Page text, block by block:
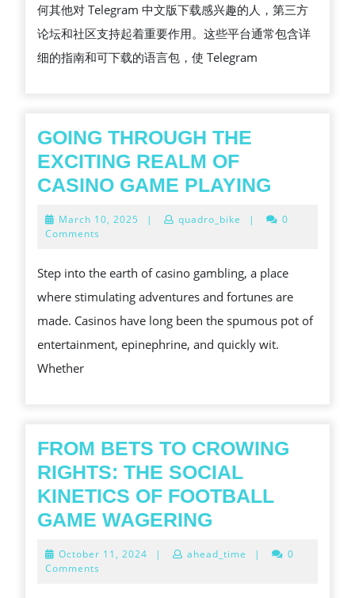
何其他对 Telegram 中文版下载感兴趣的人，第三方
论坛和社区支持起着重要作用。这些平台通常包含详
细的指南和可下载的语言包，使 Telegram
GOING THROUGH THE
EXCITING REALM OF
CASINO GAME PLAYING
THE
REALM
OF
CASINO
GAME
March 10, 2025 March
| quadro_bike |
0
Comments
Step into the earth of casino gambling, a place
where stimulating adventures and fortunes are
made. Casinos have long been the spumous pot of
entertainment, epinephrine, and quickly wit.
Whether
FROM BETS TO CROWING
RIGHTS: THE SOCIAL
KINETICS OF FOOTBALL
GAME WAGERING
TO
October 11, 2024 October
| ahead_time |
0
Comments